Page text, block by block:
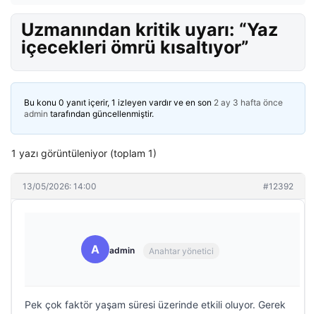
Uzmanından kritik uyarı: “Yaz
içecekleri ömrü kısaltıyor”
Bu konu 0 yanıt içerir, 1 izleyen vardır ve en son 2 ay 3 hafta önce
admin tarafından güncellenmiştir.
1 yazı görüntüleniyor (toplam 1)
13/05/2026: 14:00 #12392
A admin Anahtar yönetici
Pek çok faktör yaşam süresi üzerinde etkili oluyor. Gerek